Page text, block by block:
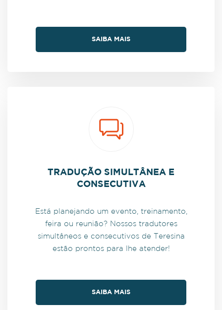
SAIBA MAIS
TRADUÇÃO SIMULTÂNEA E
CONSECUTIVA
Está planejando um evento, treinamento,
feira ou reunião? Nossos tradutores
simultâneos e consecutivos de Teresina
estão prontos para lhe atender!
SAIBA MAIS